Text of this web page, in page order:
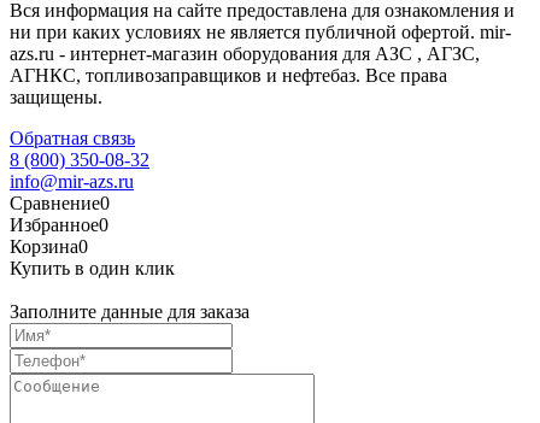
Вся информация на сайте предоставлена для ознакомления и
ни при каких условиях не является публичной офертой. mir-
azs.ru - интернет-магазин оборудования для АЗС , АГЗС,
АГНКС, топливозаправщиков и нефтебаз. Все права
защищены.
Обратная связь
8 (800) 350-08-32
info@mir-azs.ru
Сравнение0
Избранное0
Корзина0
Купить в один клик
Заполните данные для заказа